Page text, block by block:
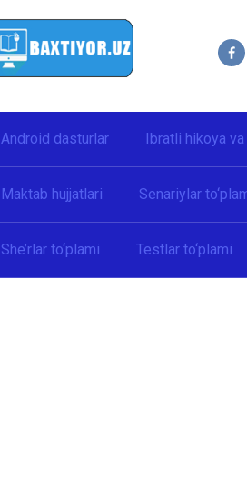
Android dasturlar Ibratli hikoya
Maktab hujjatlari Senariylar
She’rlar to‘plami Testlar to‘plami